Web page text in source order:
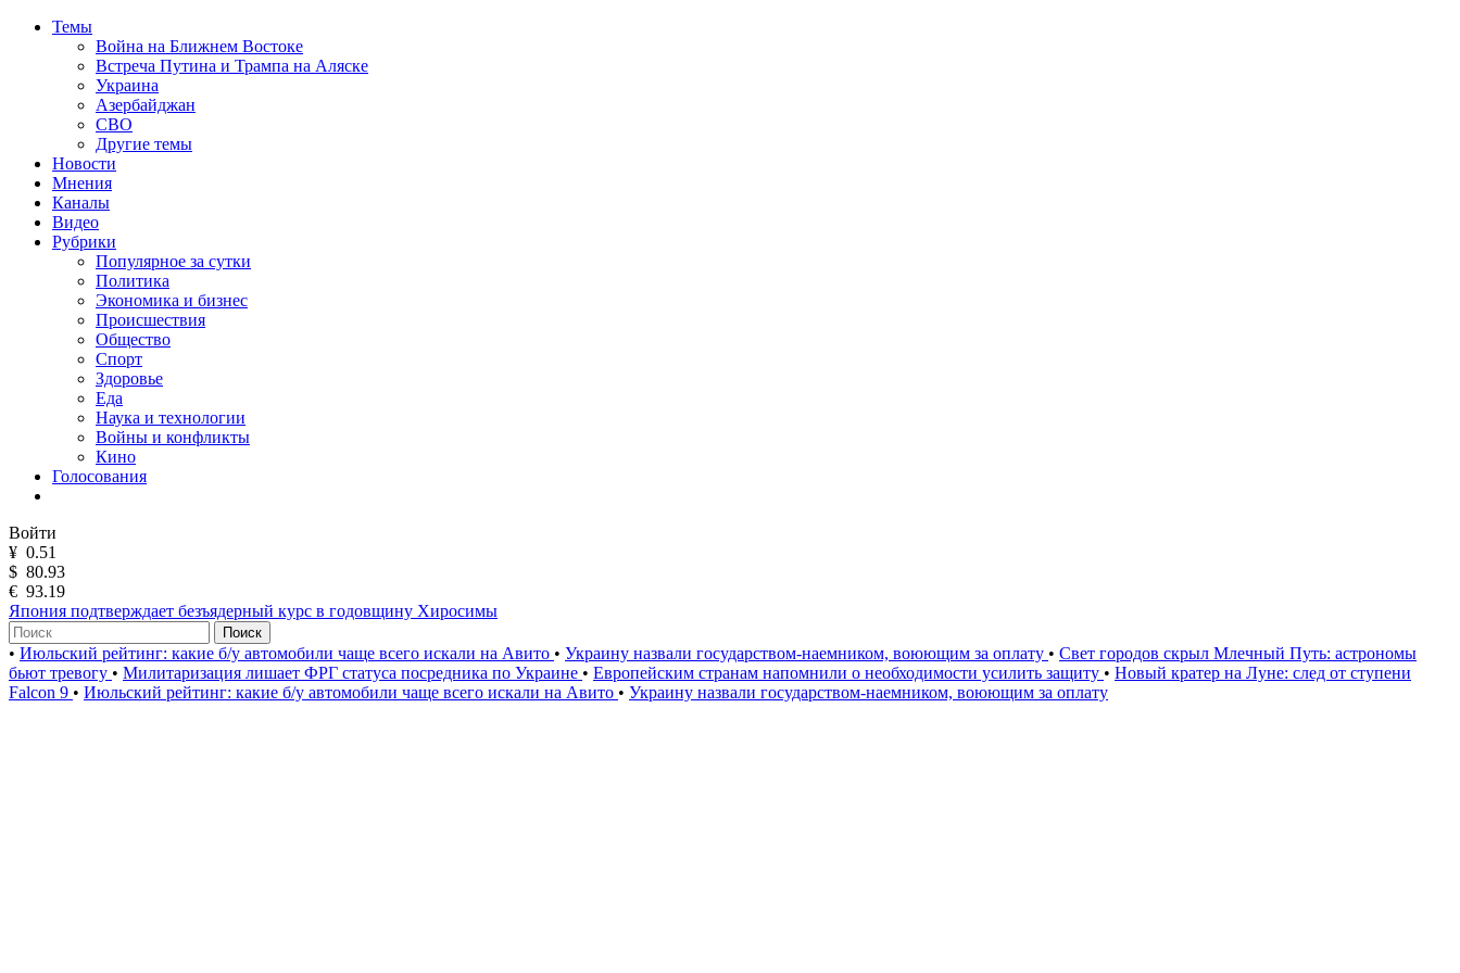
Темы
Война на Ближнем Востоке
Встреча Путина и Трампа на Аляске
Украина
Азербайджан
СВО
Другие темы
Новости
Мнения
Каналы
Видео
Рубрики
Популярное за сутки
Политика
Экономика и бизнес
Происшествия
Общество
Спорт
Здоровье
Еда
Наука и технологии
Войны и конфликты
Кино
Голосования
Войти
¥ 0.51
$ 80.93
€ 93.19
Япония подтверждает безъядерный курс в годовщину Хиросимы
Поиск
• Июльский рейтинг: какие б/у автомобили чаще всего искали на Авито • Украину назвали государством-наемником, воюющим за оплату • Свет городов скрыл Млечный Путь: астрономы
бьют тревогу • Милитаризация лишает ФРГ статуса посредника по Украине • Европейским странам напомнили о необходимости усилить защиту • Новый кратер на Луне: след от ступени
Falcon 9 • Июльский рейтинг: какие б/у автомобили чаще всего искали на Авито • Украину назвали государством-наемником, воюющим за оплату